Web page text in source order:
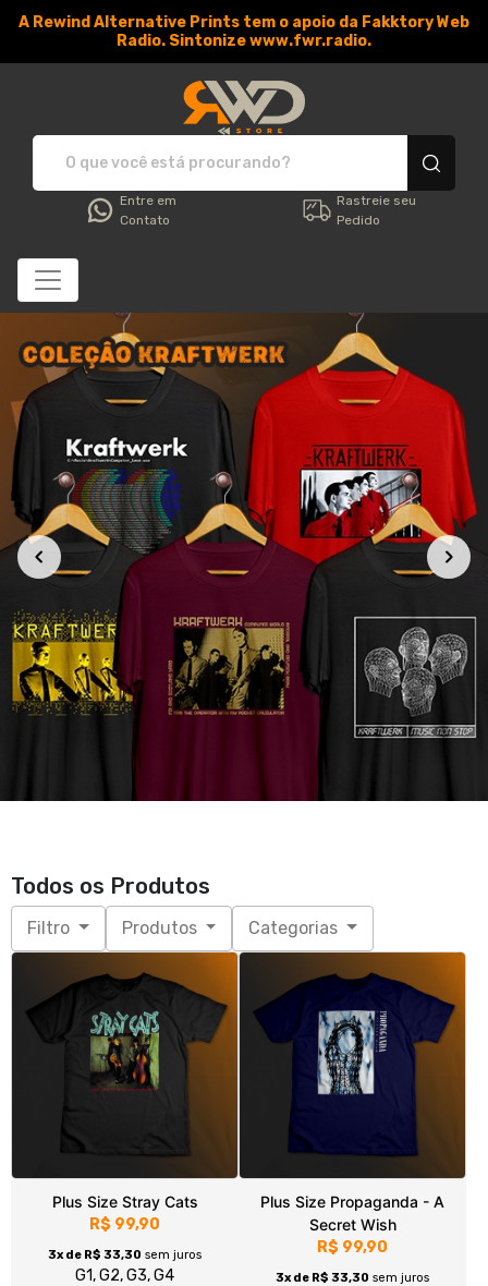
A Rewind Alternative Prints tem o apoio da Fakktory Web
Radio. Sintonize www.fwr.radio.
RWD Store - Camisetas
Entre em
Contato
Rastreie seu
Pedido
Todos os Produtos
Filtro Produtos Categorias
Plus Size Stray Cats
Plus Size Propaganda - A
Secret Wish
Plus Size Front 242
3x de R$ 33,30 sem juros
G1, G2, G3, G4
Plus Size Japan - Quiet Life
3x de R$ 33,30 sem juros
G1, G2, G3, G4